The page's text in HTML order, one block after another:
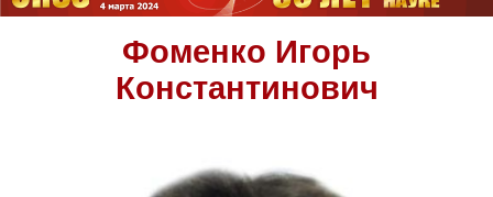
Фоменко Игорь
Константинович